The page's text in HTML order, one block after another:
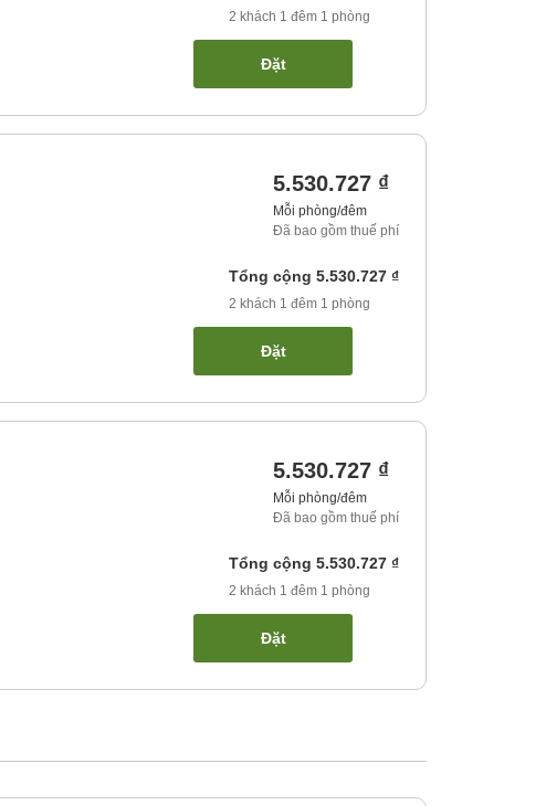
2 khách 1 đêm 1 phòng
Đặt
5.530.727 ₫
Mỗi phòng/đêm
Đã bao gồm thuế phí
Tổng cộng 5.530.727 ₫
2 khách 1 đêm 1 phòng
Đặt
5.530.727 ₫
Mỗi phòng/đêm
Đã bao gồm thuế phí
Tổng cộng 5.530.727 ₫
2 khách 1 đêm 1 phòng
Đặt